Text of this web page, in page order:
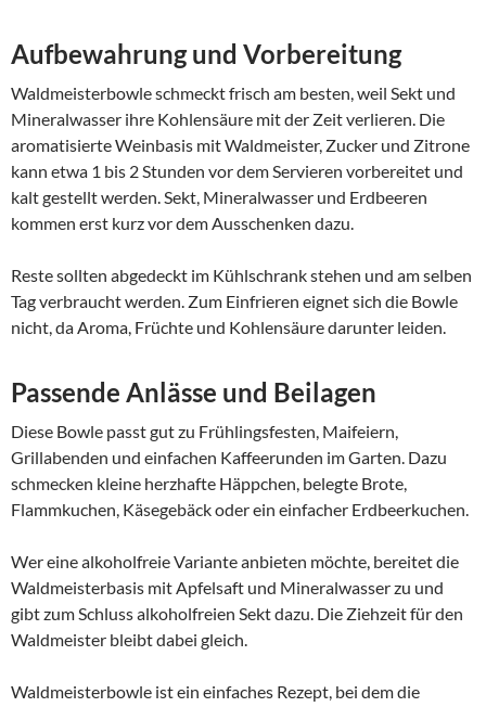
Aufbewahrung und Vorbereitung
Waldmeisterbowle schmeckt frisch am besten, weil Sekt und
Mineralwasser ihre Kohlensäure mit der Zeit verlieren. Die
aromatisierte Weinbasis mit Waldmeister, Zucker und Zitrone
kann etwa 1 bis 2 Stunden vor dem Servieren vorbereitet und
kalt gestellt werden. Sekt, Mineralwasser und Erdbeeren
kommen erst kurz vor dem Ausschenken dazu.
Reste sollten abgedeckt im Kühlschrank stehen und am selben
Tag verbraucht werden. Zum Einfrieren eignet sich die Bowle
nicht, da Aroma, Früchte und Kohlensäure darunter leiden.
Passende Anlässe und Beilagen
Diese Bowle passt gut zu Frühlingsfesten, Maifeiern,
Grillabenden und einfachen Kaffeerunden im Garten. Dazu
schmecken kleine herzhafte Häppchen, belegte Brote,
Flammkuchen, Käsegebäck oder ein einfacher Erdbeerkuchen.
Wer eine alkoholfreie Variante anbieten möchte, bereitet die
Waldmeisterbasis mit Apfelsaft und Mineralwasser zu und
gibt zum Schluss alkoholfreien Sekt dazu. Die Ziehzeit für den
Waldmeister bleibt dabei gleich.
Waldmeisterbowle ist ein einfaches Rezept, bei dem die